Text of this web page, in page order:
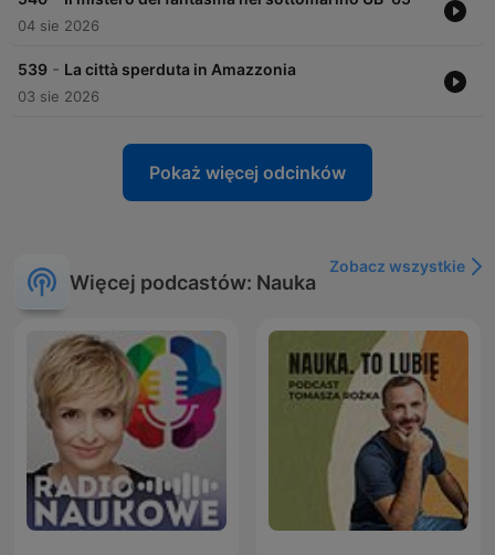
sales@vois.fm
04 sie 2026
539 - La città sperduta in Amazzonia
03 sie 2026
Pokaż więcej odcinków
Więcej podcastów: Nauka
Zobacz wszystkie